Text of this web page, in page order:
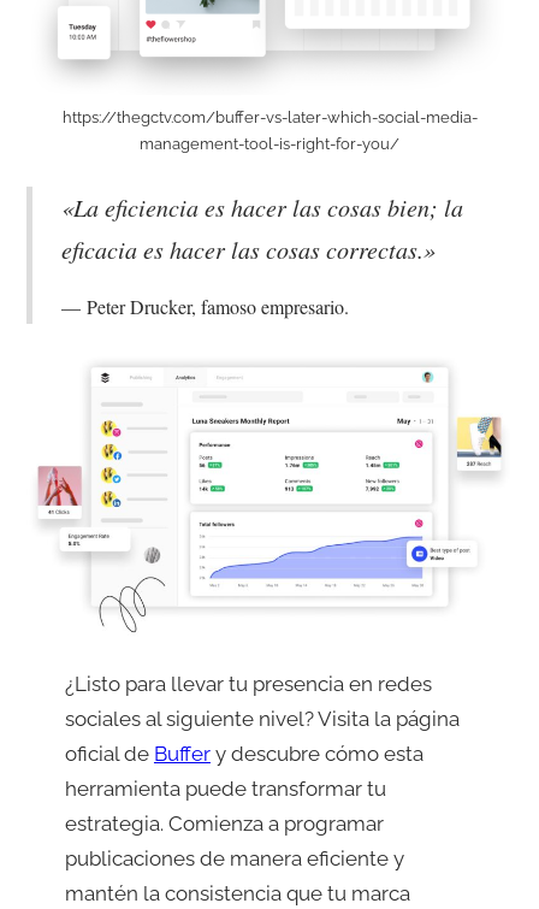
https://thegctv.com/buffer-vs-later-which-social-media-
management-tool-is-right-for-you/
«La eficiencia es hacer las cosas bien; la
eficacia es hacer las cosas correctas.»
Peter Drucker, famoso empresario.
¿Listo para llevar tu presencia en redes
sociales al siguiente nivel? Visita la página
oficial de Buffery descubre cómo esta
herramienta puede transformar tu
estrategia. Comienza a programar
publicaciones de manera eficiente y
mantén la consistencia que tu marca